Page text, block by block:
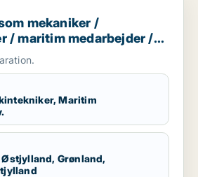
/ maskintekniker / maritim
mekaniker /
/ maritim medarbejder /
Maritim
Grønland,